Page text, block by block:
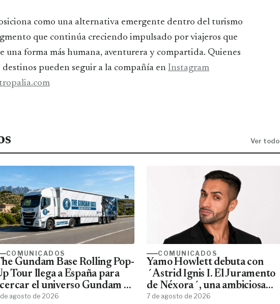
como una alternativa emergente dentro del turismo
que continúa creciendo impulsado por viajeros que
una forma más humana, aventurera y compartida. Quienes
pueden seguir a la compañía en Instagram
tropalia.com
Ver todo
COMUNICADOS
Gundam Base Rolling Pop-
Tour llega a España para
el universo Gundam a
los fans
agosto de 2026
COMUNICADOS
Yamo Howlett debuta con
´Astrid Ignis I. El Juramento
de Néxora´, una ambiciosa
saga de fantasía y ciencia
7 de agosto de 2026